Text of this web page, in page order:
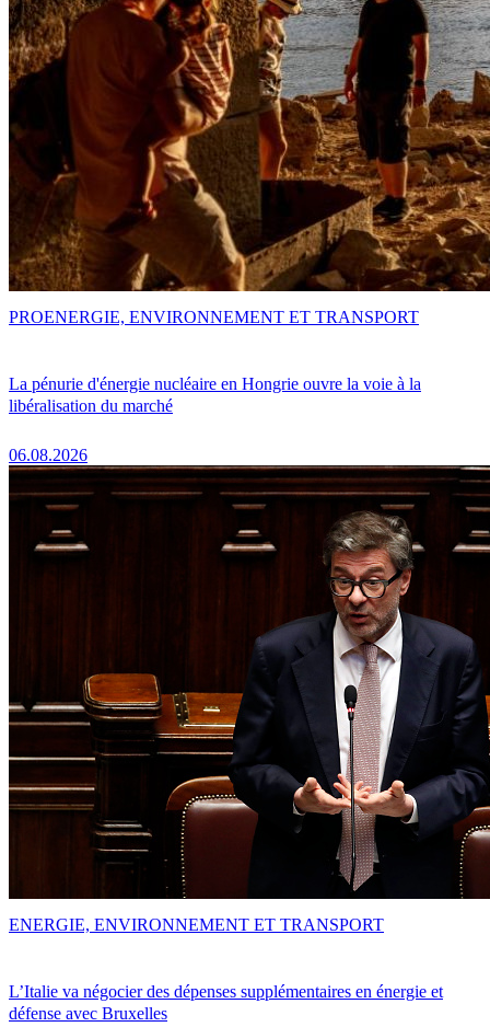
La pénurie d'énergie nucléaire en Hongrie ouvre la voie à la
libéralisation du marché
06.08.2026
PROENERGIE, ENVIRONNEMENT ET TRANSPORT
L’Italie va négocier des dépenses supplémentaires en énergie et
défense avec Bruxelles
ENERGIE, ENVIRONNEMENT ET TRANSPORT